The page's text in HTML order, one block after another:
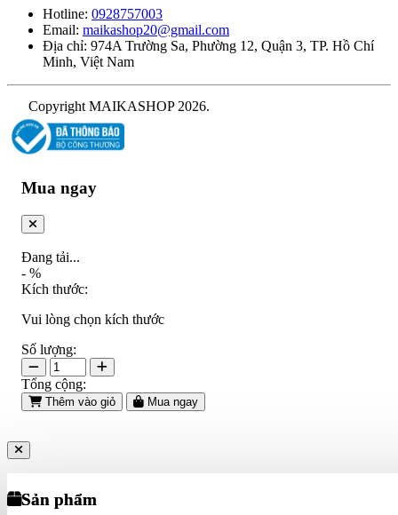
Sản phẩm
Sản phẩm
Hotline: 0928757003
Email: maikashop20@gmail.com
Địa chỉ: 974A Trường Sa, Phường 12, Quận 3, TP. Hồ Chí
Minh, Việt Nam
Copyright MAIKASHOP 2026.
Mua ngay
Đang tải...
- %
Kích thước:
Vui lòng chọn kích thước
Số lượng:
Tổng cộng:
Thêm vào giỏ Mua ngay